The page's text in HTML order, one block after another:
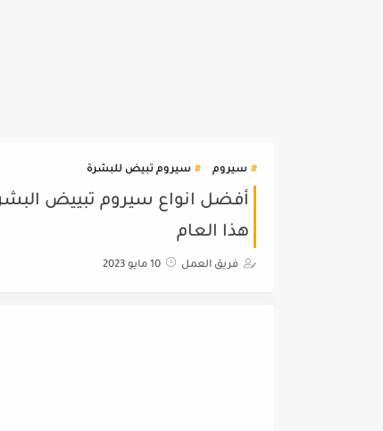
سيروم سيروم تبيض للبشرة
أفضل انواع سيروم تبييض البشرة
هذا العام
فريق العمل 10 مايو 2023